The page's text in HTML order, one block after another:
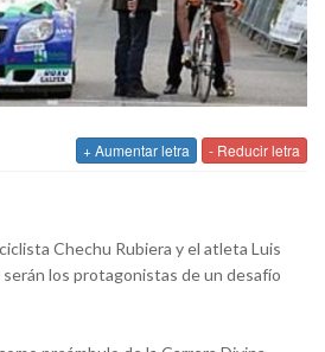
+ Aumentar letra - Reducir letra
Chechu Rubiera y el atleta Luis
los protagonistas de un desafío